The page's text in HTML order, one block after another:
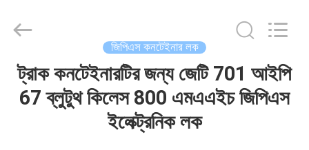
বাড়ি
Reserved.
জিপিএস কনটেইনার লক
ট্রাক কনটেইনারটির জন্য জেটি 701 আইপি
67 ব্লুটুথ কিলেস 800 এমএএইচ জিপিএস
ইলেক্ট্রনিক লক